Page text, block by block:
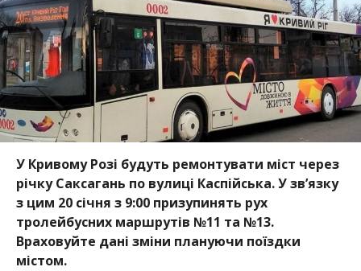
У Кривому Розі будуть ремонтувати міст через
річку Саксагань по вулиці Каспійська. У звʼязку
з цим 20 січня з 9:00 призупинять рух
тролейбусних маршрутів №11 та №13.
Враховуйте дані зміни плануючи поїздки
містом.